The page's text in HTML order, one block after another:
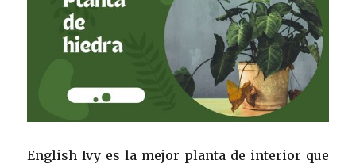
English Ivy es la mejor planta de interior que